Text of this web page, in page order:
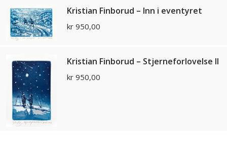
Kristian Finborud – Inn i eventyret
kr 950,00
Kristian Finborud – Stjerneforlovelse II
kr 950,00